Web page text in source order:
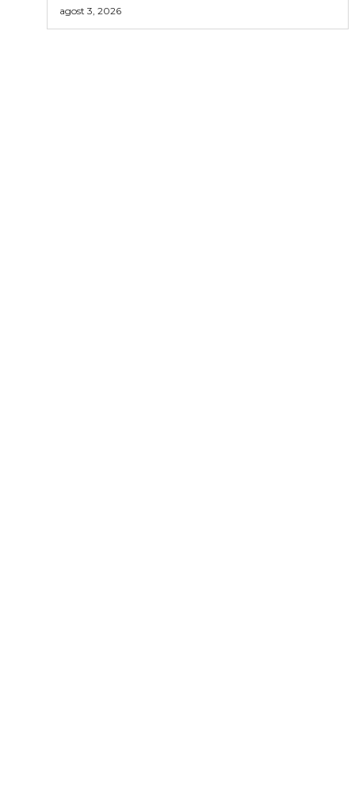
agost 3, 2026